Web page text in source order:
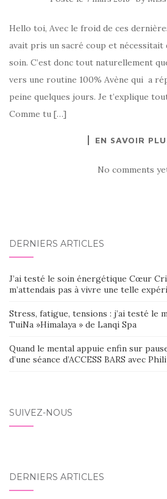
Hello toi, Avec le froid de ces
avait pris un sacré coup et nécessitait
soin. C’est donc tout naturellement
vers une routine 100% Avène qui a
peine quelques jours. Je t’explique
Comme tu […]
EN SAVOIR
No comments
DERNIERS ARTICLES
J’ai testé le soin énergétique Cœur
m’attendais pas à vivre une telle
Stress, fatigue, tensions : j’ai testé le
TuiNa »Himalaya » de Lanqi Spa
Quand le mental appuie enfin sur
d’une séance d’ACCESS BARS avec
SUIVEZ-NOUS
DERNIERS ARTICLES